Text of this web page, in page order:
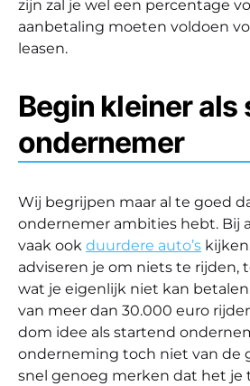
zijn zal je wel een percentage
aanbetaling moeten voldoen
leasen.
Begin kleiner
ondernemer
Wij begrijpen maar al te goed
ondernemer ambities hebt. Bij
vaak ook duurdere auto’s
adviseren je om niets te rijden,
wat je eigenlijk niet kan
van meer dan 30.000 euro
dom idee als startend
onderneming toch niet van de
snel genoeg merken dat het